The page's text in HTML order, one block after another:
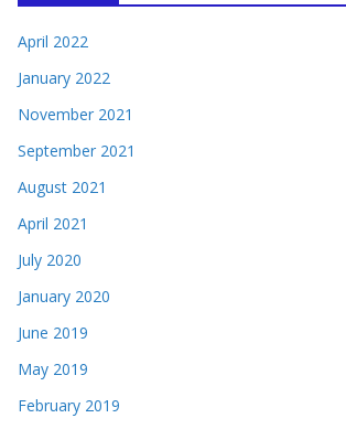
April 2022
January 2022
November 2021
September 2021
August 2021
April 2021
July 2020
January 2020
June 2019
May 2019
February 2019